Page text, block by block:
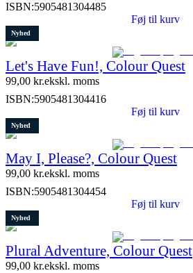
ISBN:5905481304485
Føj til kurv
Nyhed
Let's Have Fun!, Colour Quest
99,00 kr.ekskl. moms
ISBN:5905481304416
Føj til kurv
Nyhed
May I, Please?, Colour Quest
99,00 kr.ekskl. moms
ISBN:5905481304454
Føj til kurv
Nyhed
Plural Adventure, Colour Quest
99,00 kr.ekskl. moms